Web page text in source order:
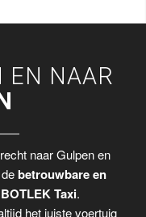
EN NAAR
naar Gulpen en
debetrouwbare en
Taxi.
het juiste voertuig